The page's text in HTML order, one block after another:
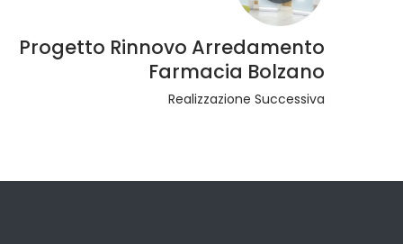
Progetto Rinnovo Arredamento
Farmacia Bolzano
Realizzazione Successiva